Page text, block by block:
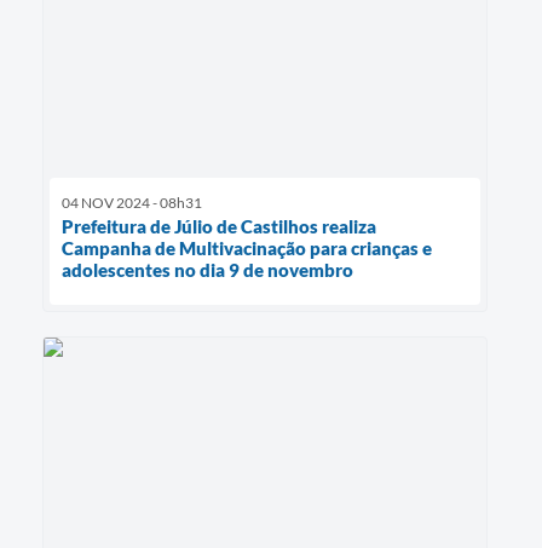
04 NOV 2024 - 08h31
Prefeitura de Júlio de Castilhos realiza
Campanha de Multivacinação para crianças e
adolescentes no dia 9 de novembro